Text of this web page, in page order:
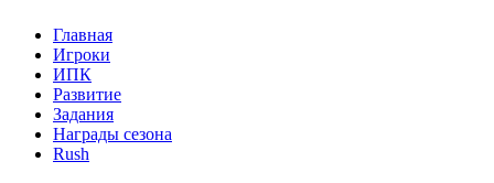
Главная
Игроки
ИПК
Развитие
Задания
Награды сезона
Rush